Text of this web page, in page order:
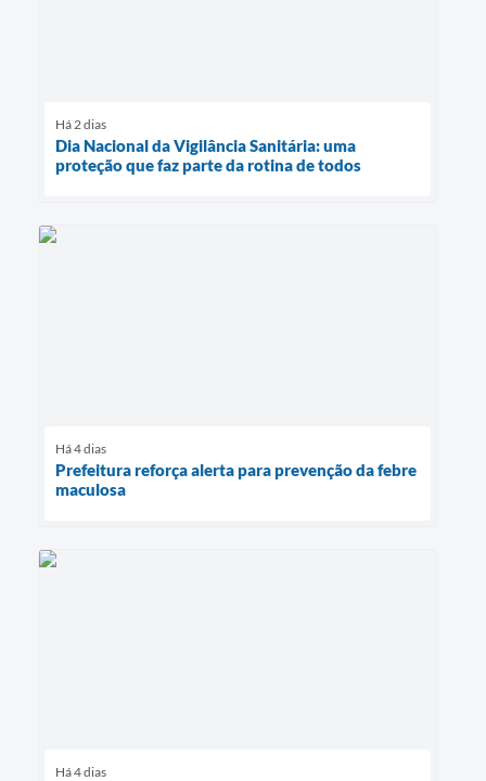
Há 2 dias
Dia Nacional da Vigilância Sanitária: uma
proteção que faz parte da rotina de todos
Há 4 dias
Prefeitura reforça alerta para prevenção da febre
maculosa
Há 4 dias